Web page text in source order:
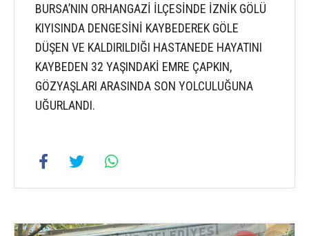
BURSA’NIN ORHANGAZİ İLÇESİNDE İZNİK GÖLÜ
KIYISINDA DENGESİNİ KAYBEDEREK GÖLE
DÜŞEN VE KALDIRILDIĞI HASTANEDE HAYATINI
KAYBEDEN 32 YAŞINDAKİ EMRE ÇAPKIN,
GÖZYAŞLARI ARASINDA SON YOLCULUĞUNA
UĞURLANDI.